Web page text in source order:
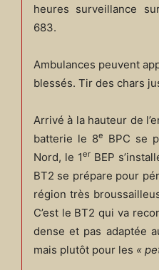
heures surveillance
683.
Ambulances peuvent
blessés. Tir des chars
Arrivé à la hauteur de
batterie le 8e
BPC se
Nord, le 1er BEP
BT2 se prépare pour
région très
C’est le BT2 qui va
dense et pas adaptée
mais plutôt pour les «